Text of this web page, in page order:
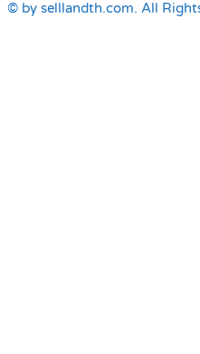
© by selllandth.com. All